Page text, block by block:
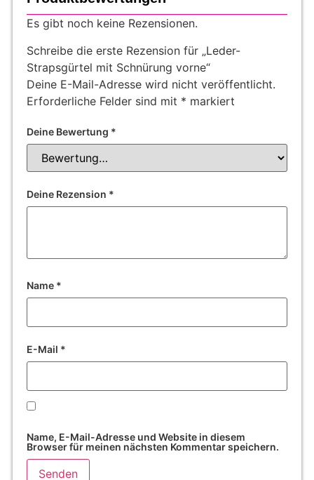
Es gibt noch keine Rezensionen.
Schreibe die erste Rezension für „Leder-
Strapsgürtel mit Schnürung vorne“
Deine E-Mail-Adresse wird nicht veröffentlicht.
Erforderliche Felder sind mit * markiert
Deine Bewertung *
Deine Rezension *
Name *
E-Mail *
Name, E-Mail-Adresse und Website in diesem
Browser für meinen nächsten Kommentar speichern.